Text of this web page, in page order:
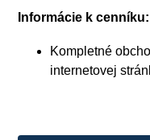
Informácie k cenníku:
Kompletné
internetovej